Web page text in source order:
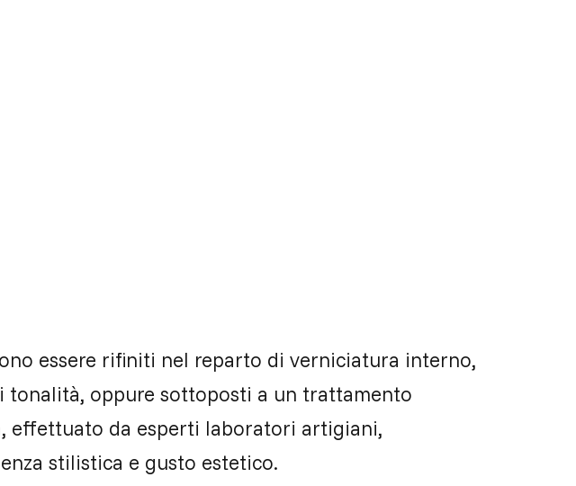
essere rifiniti nel reparto di verniciatura interno,
tonalità, oppure sottoposti a un trattamento
effettuato da esperti laboratori artigiani,
stilistica e gusto estetico.